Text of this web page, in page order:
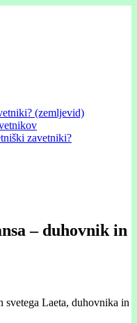
(zemljevid)
zavetniki?
– duhovnik in
Laeta, duhovnika in